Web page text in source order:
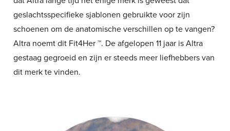
geslachtsspecifieke sjablonen gebruikte voor zijn
schoenen om de anatomische verschillen op te vangen?
Altra noemt dit Fit4Her ™. De afgelopen 11 jaar is Altra
gestaag gegroeid en zijn er steeds meer liefhebbers van
dit merk te vinden.